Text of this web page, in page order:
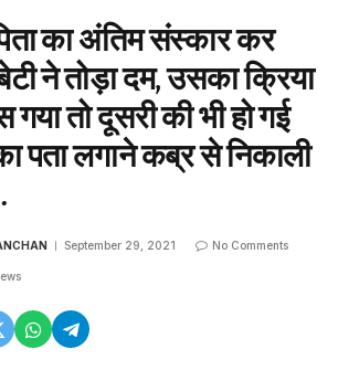
का अंतिम संस्कार कर
ने तोड़ा दम, उसका क्रिया
गया तो दूसरी की भी हो गई
पता लगाने कब्र से निकाली
September 29, 2021 No Comments